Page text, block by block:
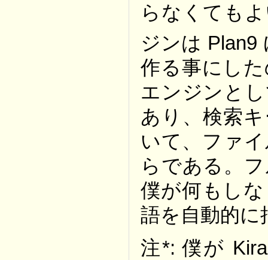
らなくても
ジンは Plan9
作る事にし
エンジンと
あり、検索
いて、ファ
らである。
僕が何もし
語を自動的に
注*: 僕が